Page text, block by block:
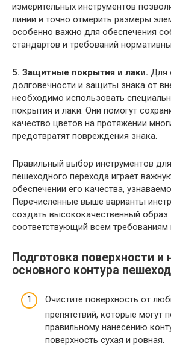
измерительных инструментов
линии и точно отмерить размеры
особенно важно для обеспечения
стандартов и требований
5. Защитные покрытия и лаки. Для
долговечности и защиты знака от
необходимо использовать
покрытия и лаки. Они помогут
качество цветов на протяжении
предотвратят повреждения знака.
Правильный выбор инструментов
пешеходного перехода играет
обеспечении его качества,
Перечисленные выше варианты
создать высококачественный образ
соответствующий всем требованиям
Подготовка поверхности и
основного контура
Очистите поверхность от
препятствий, которые могут
правильному нанесению
поверхность сухая и ровная.